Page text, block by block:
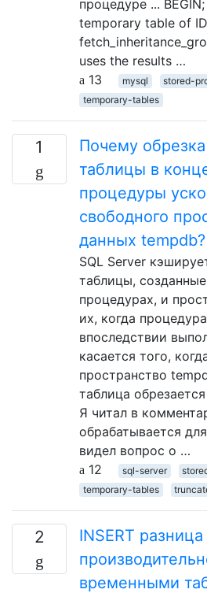
процедуре ...
temporary table of
uses the results …
13
mysql stored-
temporary-tables
1
Почему
таблицы в
процедуры
свободного
данных tempdb?
SQL Server
таблицы,
процедурах, и
их, когда
впоследствии
касается того,
пространство
таблица
Я читал в
обрабатывается
видел вопрос о …
12
sql-server
temporary-tables
2
INSERT разница
временными